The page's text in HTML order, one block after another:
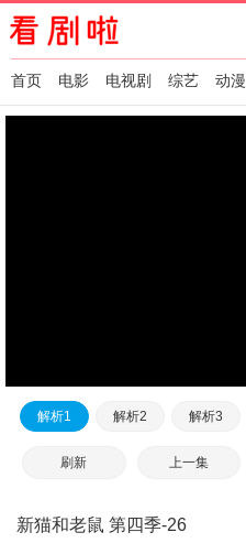
首页 电影 电视剧 综艺 动漫
解析1 解析2 解析3
刷新 上一集
新猫和老鼠 第四季-26